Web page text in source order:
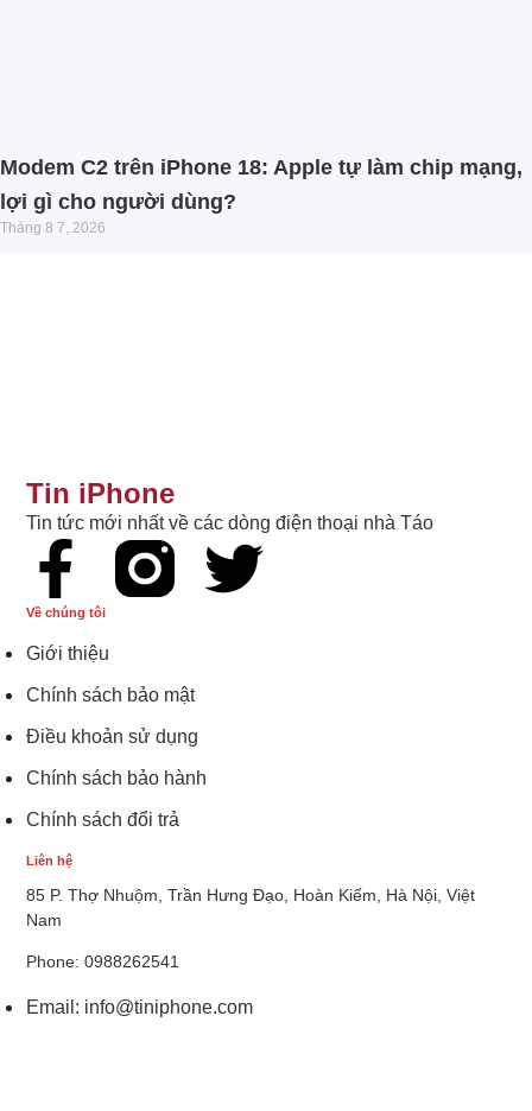
Modem C2 trên iPhone 18: Apple tự làm chip mạng,
lợi gì cho người dùng?
Tháng 8 7, 2026
Tin iPhone
Tin tức mới nhất về các dòng điện thoại nhà Táo
Liên hệ
85 P. Thợ Nhuộm, Trần Hưng Đạo, Hoàn Kiếm, Hà Nội, Việt
Nam
Phone: 0988262541
Email: info@tiniphone.com
Về chúng tôi
Giới thiệu
Chính sách bảo mật
Điều khoản sử dụng
Chính sách bảo hành
Chính sách đổi trả